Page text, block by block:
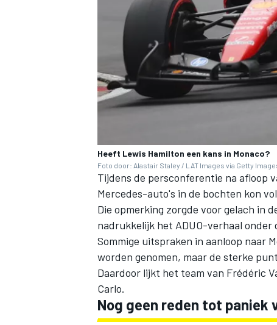
Heeft Lewis Hamilton een kans in Monaco?
Foto door: Alastair Staley / LAT Images via Getty
Tijdens de persconferentie na afloop
Mercedes-auto's in de bochten kon
Die opmerking zorgde voor gelach in
nadrukkelijk het ADUO-verhaal onder
Sommige uitspraken in aanloop naar
worden genomen, maar de sterke
Daardoor lijkt het team van Frédéric
Carlo.
Nog geen reden tot paniek